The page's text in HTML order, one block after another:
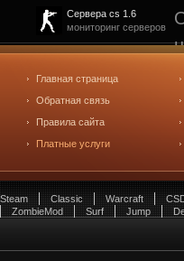
Сервера cs 1.6
мониторинг серверов
Главная страница
Обратная связь
Правила сайта
Платные услуги
Steam Classic Warcraft
ZombieMod
Surf Jump